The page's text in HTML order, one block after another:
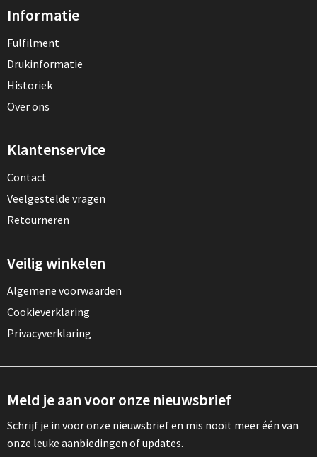
Informatie
Fulfilment
Drukinformatie
Historiek
Over ons
Klantenservice
Contact
Veelgestelde vragen
Retourneren
Veilig winkelen
Algemene voorwaarden
Cookieverklaring
Privacyverklaring
Meld je aan voor onze nieuwsbrief
Schrijf je in voor onze nieuwsbrief en mis nooit meer één van
onze leuke aanbiedingen of updates.